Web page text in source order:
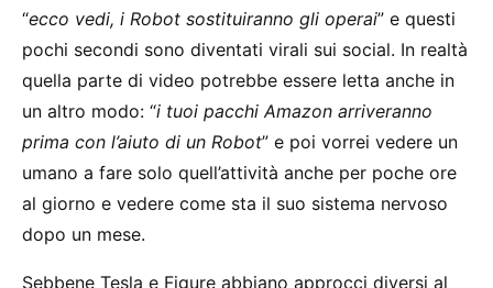
“ecco vedi, i Robot sostituiranno gli operai” e questi
pochi secondi sono diventati virali sui social. In realtà
quella parte di video potrebbe essere letta anche in
un altro modo: “i tuoi pacchi Amazon arriveranno
prima con l’aiuto di un Robot” e poi vorrei vedere un
umano a fare solo quell’attività anche per poche ore
al giorno e vedere come sta il suo sistema nervoso
dopo un mese.
Sebbene Tesla e Figure abbiano approcci diversi al